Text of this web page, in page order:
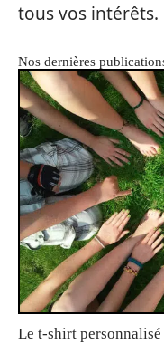
tous vos intérêts.
Nos dernières
Le t-shirt